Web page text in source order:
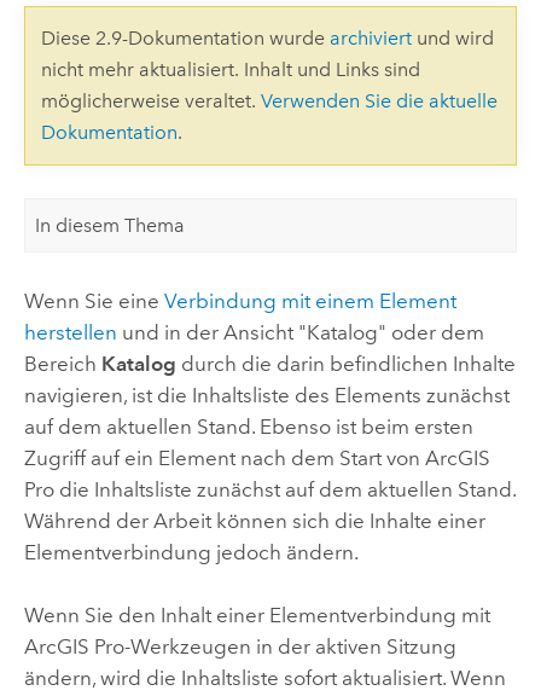
Diese 2.9-Dokumentation wurde archiviertund wird
nicht mehr aktualisiert. Inhalt und Links sind
möglicherweise veraltet. Verwenden Sie die aktuelle
Dokumentation.
In diesem Thema
Wenn Sie eine Verbindung mit einem Element
herstellen und in der Ansicht "Katalog" oder dem
Bereich Katalog durch die darin befindlichen Inhalte
navigieren, ist die Inhaltsliste des Elements zunächst
auf dem aktuellen Stand. Ebenso ist beim ersten
Zugriff auf ein Element nach dem Start von ArcGIS
Prodie Inhaltsliste zunächst auf dem aktuellen Stand.
Während der Arbeit können sich die Inhalte einer
Elementverbindung jedoch ändern.
Wenn Sie den Inhalt einer Elementverbindung mit
ArcGIS Pro-Werkzeugen in der aktiven Sitzung
ändern, wird die Inhaltsliste sofort aktualisiert. Wenn